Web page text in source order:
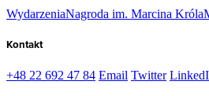
WydarzeniaNagroda im. Marcina Króla
Kontakt
+48 22 692 47 84 Email Twitter